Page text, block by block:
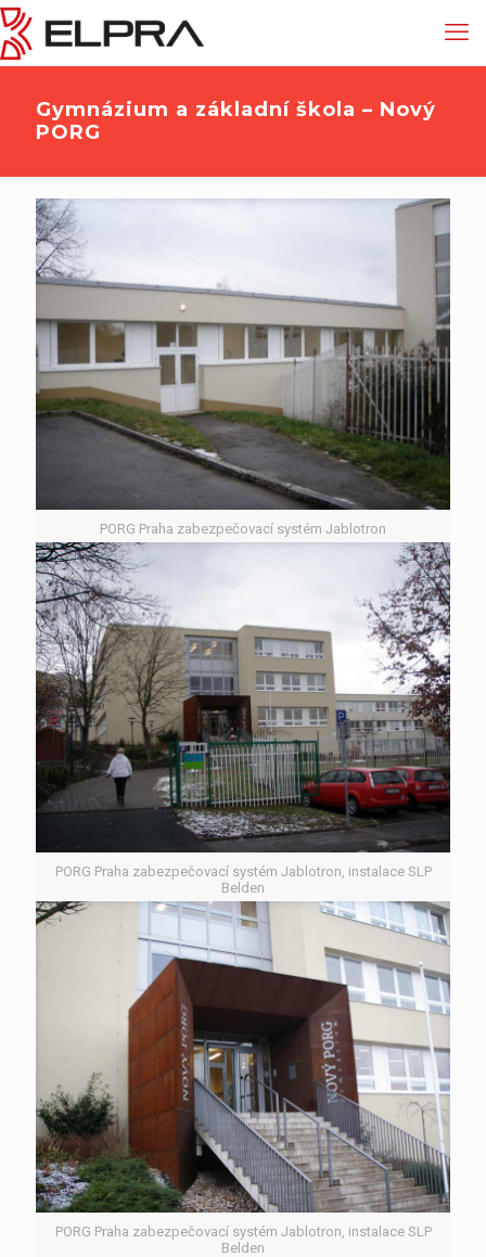
Gymnázium a základní škola – Nový
PORG
PORG Praha zabezpečovací systém Jablotron
PORG Praha zabezpečovací systém Jablotron, instalace SLP
Belden
PORG Praha zabezpečovací systém Jablotron, instalace SLP
Belden